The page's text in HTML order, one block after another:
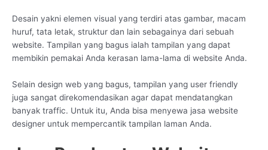
Desain yakni elemen visual yang terdiri atas gambar, macam
huruf, tata letak, struktur dan lain sebagainya dari sebuah
website. Tampilan yang bagus ialah tampilan yang dapat
membikin pemakai Anda kerasan lama-lama di website Anda.
Selain design web yang bagus, tampilan yang user friendly
juga sangat direkomendasikan agar dapat mendatangkan
banyak traffic. Untuk itu, Anda bisa menyewa jasa website
designer untuk mempercantik tampilan laman Anda.